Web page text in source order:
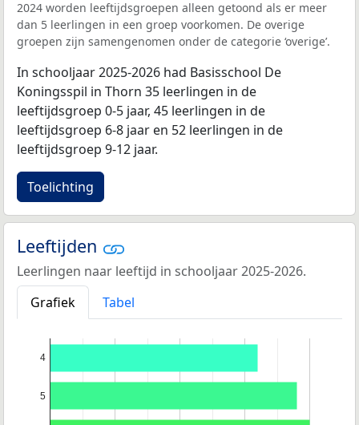
2024 worden leeftijdsgroepen alleen getoond als er meer
dan 5 leerlingen in een groep voorkomen. De overige
groepen zijn samengenomen onder de categorie ‘overige’.
In schooljaar 2025-2026 had Basisschool De
Koningsspil in Thorn 35 leerlingen in de
leeftijdsgroep 0-5 jaar, 45 leerlingen in de
leeftijdsgroep 6-8 jaar en 52 leerlingen in de
leeftijdsgroep 9-12 jaar.
Toelichting
Leeftijden
Leerlingen naar leeftijd in schooljaar 2025-2026.
Grafiek
Tabel
4
5